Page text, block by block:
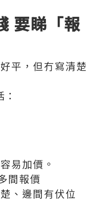
要睇「報
平，但冇寫清楚
易加價。
間報價
、邊間有伏位